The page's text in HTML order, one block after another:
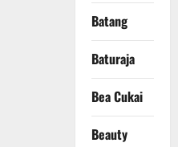
Batang
Baturaja
Bea Cukai
Beauty